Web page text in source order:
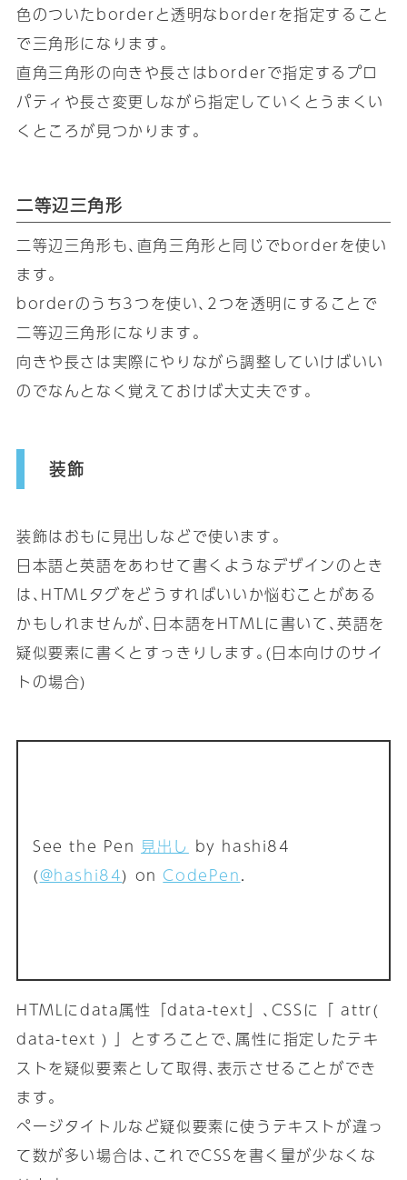
色のついたborderと透明なborderを指定すること
で三角形になります｡
直角三角形の向きや長さはborderで指定するプロ
パティや長さ変更しながら指定していくとうまくい
くところが見つかります｡
二等辺三角形
二等辺三角形も､直角三角形と同じでborderを使い
ます｡
borderのうち3つを使い､2つを透明にすることで
二等辺三角形になります｡
向きや長さは実際にやりながら調整していけばいい
のでなんとなく覚えておけば大丈夫です｡
装飾
装飾はおもに見出しなどで使います｡
日本語と英語をあわせて書くようなデザインのとき
は､HTMLタグをどうすればいいか悩むことがある
かもしれませんが､日本語をHTMLに書いて､英語を
疑似要素に書くとすっきりします｡(日本向けのサイ
トの場合)
See the Pen 見出し by hashi84
(@hashi84) on CodePen.
HTMLにdata属性「data-text」､CSSに「 attr(
data-text ) 」とすろことで､属性に指定したテキ
ストを疑似要素として取得､表示させることができ
ます｡
ページタイトルなど疑似要素に使うテキストが違っ
て数が多い場合は､これでCSSを書く量が少なくな